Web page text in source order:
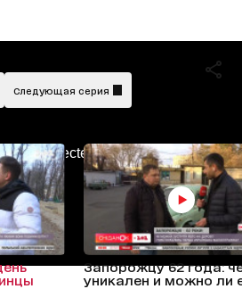
Следующая серия
Запорожцу 62 года:
уникален и можно ли